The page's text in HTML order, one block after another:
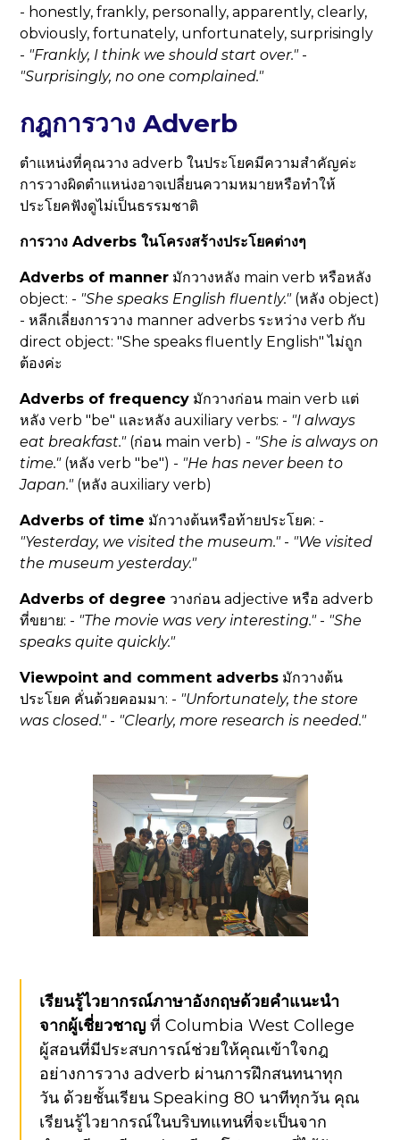
- honestly, frankly, personally, apparently, clearly,
obviously, fortunately, unfortunately, surprisingly
- "Frankly, I think we should start over."-
"Surprisingly, no one complained."
กฎการวาง Adverb
ตำแหน่งที่คุณวาง adverb ในประโยคมีความสำคัญค่ะ
การวางผิดตำแหน่งอาจเปลี่ยนความหมายหรือทำให้
ประโยคฟังดูไม่เป็นธรรมชาติ
การวาง Adverbs ในโครงสร้างประโยคต่างๆ
Adverbs of manner มักวางหลัง main verb หรือหลัง
object: - "She speaks English fluently."(หลัง object)
- หลีกเลี่ยงการวาง manner adverbs ระหว่าง verb กับ
direct object: "She speaks fluently English" ไม่ถูก
ต้องค่ะ
Adverbs of frequency มักวางก่อน main verb แต่
หลัง verb "be" และหลัง auxiliary verbs: - "Ialways
eat breakfast."(ก่อน main verb) - "She isalways on
time."(หลัง verb "be") - "He hasneverbeen to
Japan."(หลัง auxiliary verb)
Adverbs of time มักวางต้นหรือท้ายประโยค: -
"Yesterday, we visited the museum."- "We visited
the museum yesterday."
Adverbs of degree วางก่อน adjective หรือ adverb
ที่ขยาย: - "The movie was veryinteresting."- "She
speaksquite quickly."
Viewpoint and comment adverbs มักวางต้น
ประโยค คั่นด้วยคอมมา: - "Unfortunately, the store
was closed."- "Clearly, more research is needed."
เรียนรู้ไวยากรณ์ภาษาอังกฤษด้วยคำแนะนำ
จากผู้เชี่ยวชาญ ที่ Columbia West College
ผู้สอนที่มีประสบการณ์ช่วยให้คุณเข้าใจกฎ
อย่างการวาง adverb ผ่านการฝึกสนทนาทุก
วัน ด้วยชั้นเรียน Speaking 80 นาทีทุกวัน คุณ
เรียนรู้ไวยากรณ์ในบริบทแทนที่จะเป็นจาก